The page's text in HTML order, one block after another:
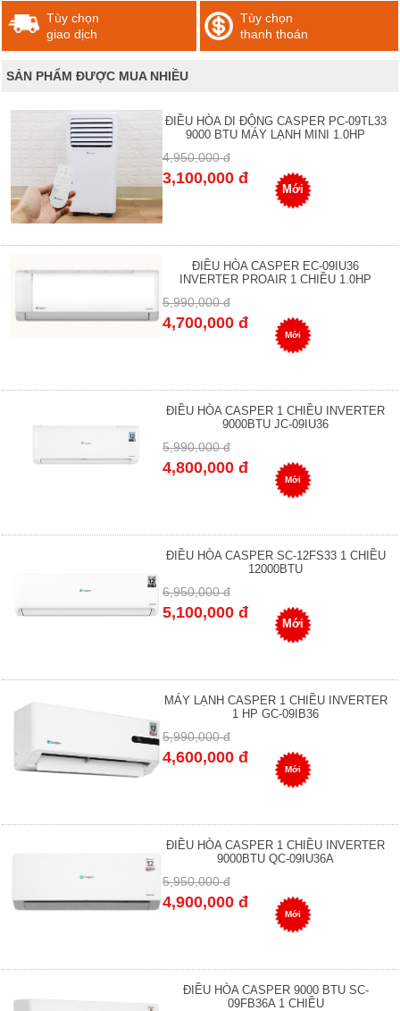
Tùy chọn
giao dịch
Tùy chọn
thanh thoán
SẢN PHẨM ĐƯỢC MUA NHIỀU
ĐIỀU HÒA DI ĐỘNG CASPER PC-09TL33
9000 BTU MÁY LẠNH MINI 1.0HP
4,950,000 đ
3,100,000 đ
Mới
ĐIỀU HÒA CASPER EC-09IU36
INVERTER PROAIR 1 CHIỀU 1.0HP
5,990,000 đ
4,700,000 đ
Mới
ĐIỀU HÒA CASPER 1 CHIỀU INVERTER
9000BTU JC-09IU36
5,990,000 đ
4,800,000 đ
Mới
ĐIỀU HÒA CASPER SC-12FS33 1 CHIỀU
12000BTU
6,950,000 đ
5,100,000 đ
Mới
MÁY LẠNH CASPER 1 CHIỀU INVERTER
1 HP GC-09IB36
5,990,000 đ
4,600,000 đ
Mới
ĐIỀU HÒA CASPER 1 CHIỀU INVERTER
9000BTU QC-09IU36A
5,950,000 đ
4,900,000 đ
Mới
ĐIỀU HÒA CASPER 9000 BTU SC-
09FB36A 1 CHIỀU